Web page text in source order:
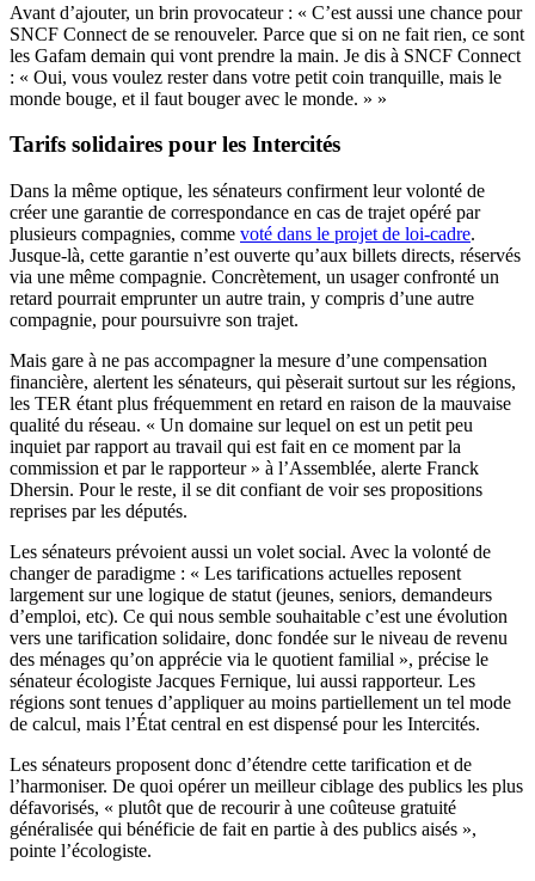
Avant d’ajouter, un brin provocateur : « C’est aussi une chance pour
SNCF Connect de se renouveler. Parce que si on ne fait rien, ce sont
les Gafam demain qui vont prendre la main. Je dis à SNCF Connect
: « Oui, vous voulez rester dans votre petit coin tranquille, mais le
monde bouge, et il faut bouger avec le monde. » »
Tarifs solidaires pour les Intercités
Dans la même optique, les sénateurs confirment leur volonté de
créer une garantie de correspondance en cas de trajet opéré par
plusieurs compagnies, comme voté dans le projet de loi-cadre.
Jusque-là, cette garantie n’est ouverte qu’aux billets directs, réservés
via une même compagnie. Concrètement, un usager confronté un
retard pourrait emprunter un autre train, y compris d’une autre
compagnie, pour poursuivre son trajet.
Mais gare à ne pas accompagner la mesure d’une compensation
financière, alertent les sénateurs, qui pèserait surtout sur les régions,
les TER étant plus fréquemment en retard en raison de la mauvaise
qualité du réseau. « Un domaine sur lequel on est un petit peu
inquiet par rapport au travail qui est fait en ce moment par la
commission et par le rapporteur » à l’Assemblée, alerte Franck
Dhersin. Pour le reste, il se dit confiant de voir ses propositions
reprises par les députés.
Les sénateurs prévoient aussi un volet social. Avec la volonté de
changer de paradigme : « Les tarifications actuelles reposent
largement sur une logique de statut (jeunes, seniors, demandeurs
d’emploi, etc). Ce qui nous semble souhaitable c’est une évolution
vers une tarification solidaire, donc fondée sur le niveau de revenu
des ménages qu’on apprécie via le quotient familial », précise le
sénateur écologiste Jacques Fernique, lui aussi rapporteur. Les
régions sont tenues d’appliquer au moins partiellement un tel mode
de calcul, mais l’État central en est dispensé pour les Intercités.
Les sénateurs proposent donc d’étendre cette tarification et de
l’harmoniser. De quoi opérer un meilleur ciblage des publics les plus
défavorisés, « plutôt que de recourir à une coûteuse gratuité
généralisée qui bénéficie de fait en partie à des publics aisés »,
pointe l’écologiste.